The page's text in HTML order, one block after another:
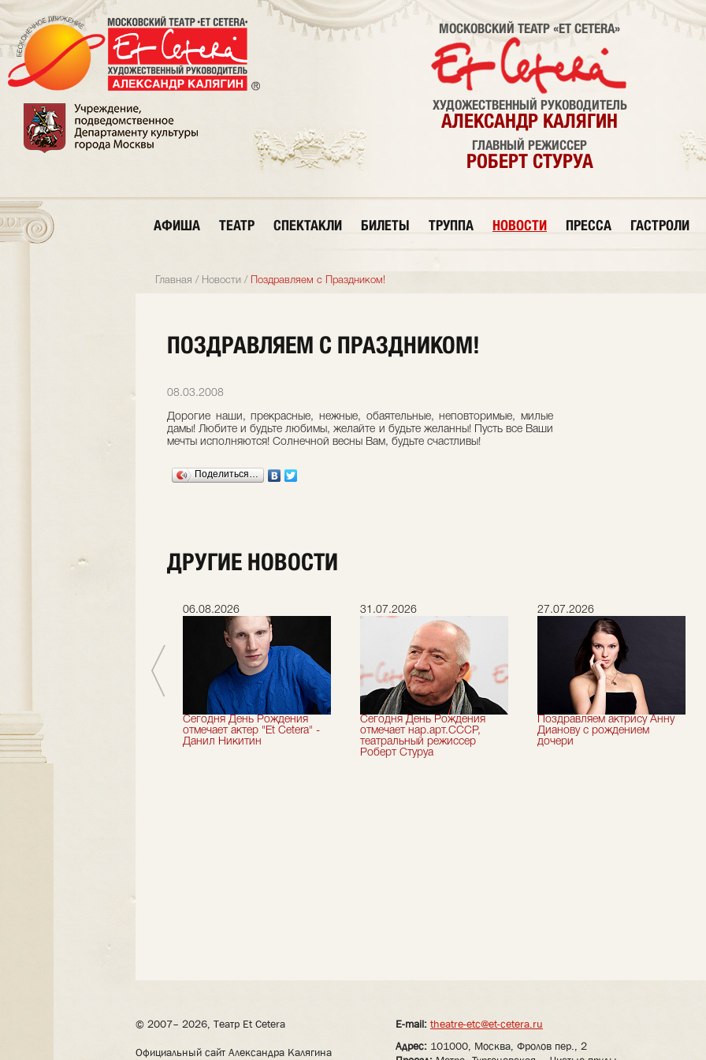
МОСКОВСКИЙ ТЕАТР «ET CETERA»
ХУДОЖЕСТВЕННЫЙ РУКОВОДИТЕЛЬ
АЛЕКСАНДР КАЛЯГИН
ГЛАВНЫЙ РЕЖИССЕР
РОБЕРТ СТУРУА
АФИША ТЕАТР СПЕКТАКЛИ БИЛЕТЫ ТРУППА НОВОСТИ ПРЕССА ГАСТРОЛИ
Главная / Новости / Поздравляем с Праздником!
ПОЗДРАВЛЯЕМ С ПРАЗДНИКОМ!
08.03.2008
Дорогие наши, прекрасные, нежные, обаятельные, неповторимые, милые
дамы! Любите и будьте любимы, желайте и будьте желанны! Пусть все Ваши
мечты исполняются! Солнечной весны Вам, будьте счастливы!
Поделиться…
ДРУГИЕ НОВОСТИ
театральный сезон!
06.08.2026
Сегодня День Рождения
отмечает актер "Et Cetera" -
Данил Никитин
31.07.2026
Сегодня День Рождения
отмечает нар.арт.СССР,
театральный режиссер
Роберт Стуруа
27.07.2026
Поздравляем актрису Анну
Дианову с рождением
дочери
© 2007– 2026, Театр Et Cetera
Официальный сайт Александра Калягина
E-mail: theatre-etc@et-cetera.ru
Адрес: 101000, Москва, Фролов пер., 2